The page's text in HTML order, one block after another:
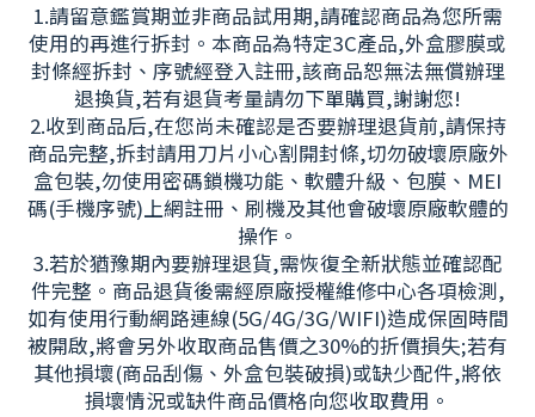
1.請留意鑑賞期並非商品試用期,請確認商品為您所需
使用的再進行拆封。本商品為特定3C產品,外盒膠膜或
封條經拆封、序號經登入註冊,該商品恕無法無償辦理
退換貨,若有退貨考量請勿下單購買,謝謝您!
2.收到商品后,在您尚未確認是否要辦理退貨前,請保持
商品完整,拆封請用刀片小心割開封條,切勿破壞原廠外
盒包裝,勿使用密碼鎖機功能、軟體升級、包膜、MEI
碼(手機序號)上網註冊、刷機及其他會破壞原廠軟體的
操作。
3.若於猶豫期內要辦理退貨,需恢復全新狀態並確認配
件完整。商品退貨後需經原廠授權維修中心各項檢測,
如有使用行動網路連線(5G/4G/3G/WIFI)造成保固時間
被開啟,將會另外收取商品售價之30%的折價損失;若有
其他損壞(商品刮傷、外盒包裝破損)或缺少配件,將依
損壞情況或缺件商品價格向您收取費用。